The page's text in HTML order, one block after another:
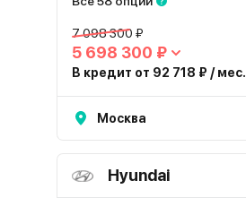
7 098 300 ₽
5 698 300 ₽
В кредит от 92 718 ₽ / мес.
Москва
Hyundai